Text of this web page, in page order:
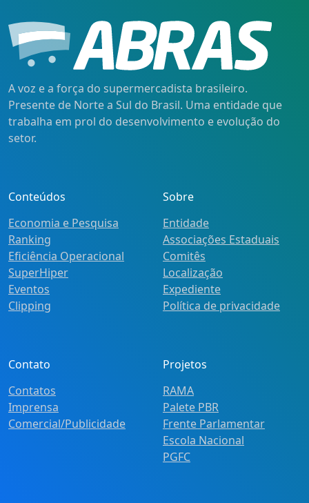
A voz e a força do supermercadista brasileiro.
Presente de Norte a Sul do Brasil. Uma entidade que
trabalha em prol do desenvolvimento e evolução do
setor.
Conteúdos
Economia e Pesquisa
Ranking
Eficiência Operacional
SuperHiper
Eventos
Clipping
Sobre
Entidade
Associações Estaduais
Comitês
Localização
Expediente
Política de privacidade
Contato
Contatos
Imprensa
Comercial/Publicidade
Projetos
RAMA
Palete PBR
Frente Parlamentar
Escola Nacional
PGFC